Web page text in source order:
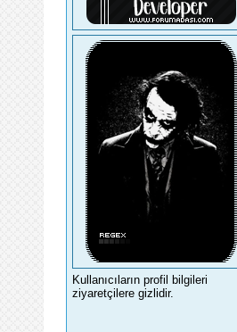
Kullanıcıların profil bilgileri
ziyaretçilere gizlidir.